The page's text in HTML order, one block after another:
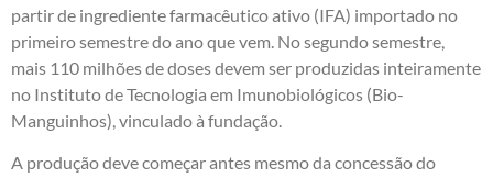
partir de ingrediente farmacêutico ativo (IFA) importado no
primeiro semestre do ano que vem. No segundo semestre,
mais 110 milhões de doses devem ser produzidas inteiramente
no Instituto de Tecnologia em Imunobiológicos (Bio-
Manguinhos), vinculado à fundação.
A produção deve começar antes mesmo da concessão do